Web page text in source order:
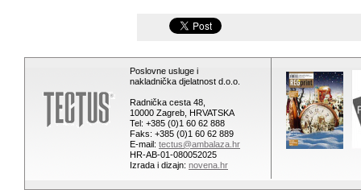
Poslovne usluge i
nakladnička djelatnost d.o.o.
Radnička cesta 48,
10000 Zagreb, HRVATSKA
Tel: +385 (0)1 60 62 888
Faks: +385 (0)1 60 62 889
E-mail: tectus@ambalaza.hr
HR-AB-01-080052025
Izrada i dizajn: novena.hr